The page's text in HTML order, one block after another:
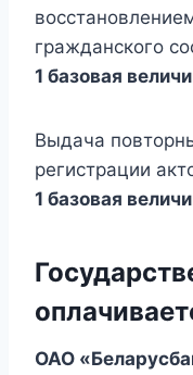
гражданского
1 базовая
Выдача
регистрации
1 базовая
ОАО